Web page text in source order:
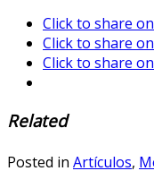
Click to share
Click to share
Click to share
Related
Posted in Artículos,